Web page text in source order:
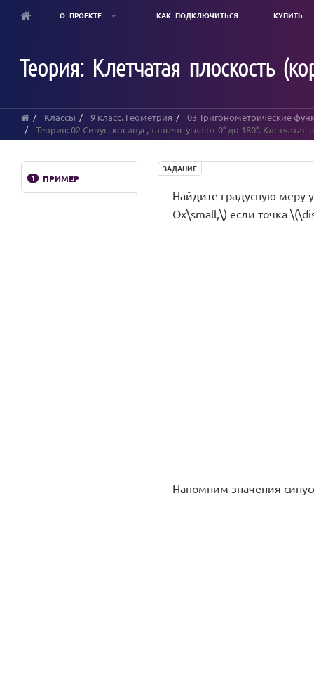
content
О ПРОЕКТЕ КАК ПОДКЛЮЧИТЬСЯ КУПИТЬ
Теория: Клетчатая плоскость
Классы 9 класс. Геометрия
03 Тригонометрические
Теория: 02 Синус, косинус, тангенс угла от 0° до 180°.
1 ПРИМЕР
ЗАДАНИЕ
Найдите градусную меру
Ox\small,\) если точка
Напомним значения